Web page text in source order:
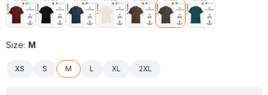
Size: M
XS S M L XL 2XL